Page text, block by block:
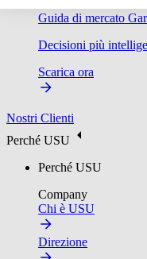
Guida di mercato
Decisioni più
Scarica ora
Nostri Clienti
Perché USU
Perché USU
Company
Chi è USU
Direzione